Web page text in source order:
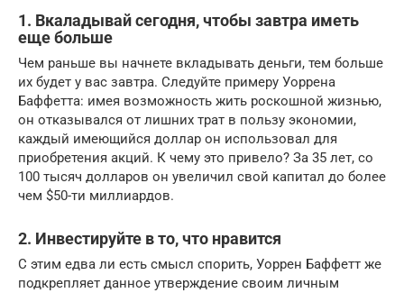
1. Вкаладывай сегодня, чтобы завтра иметь
еще больше
Чем раньше вы начнете вкладывать деньги, тем больше
их будет у вас завтра. Следуйте примеру Уоррена
Баффетта: имея возможность жить роскошной жизнью,
он отказывался от лишних трат в пользу экономии,
каждый имеющийся доллар он использовал для
приобретения акций. К чему это привело? За 35 лет, со
100 тысяч долларов он увеличил свой капитал до более
чем $50-ти миллиардов.
2. Инвестируйте в то, что нравится
С этим едва ли есть смысл спорить, Уоррен Баффетт же
подкрепляет данное утверждение своим личным